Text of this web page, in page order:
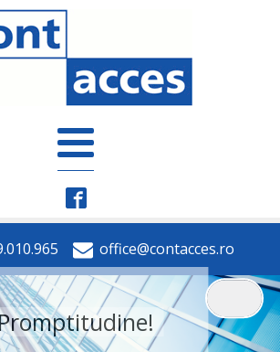
office@contacces.ro